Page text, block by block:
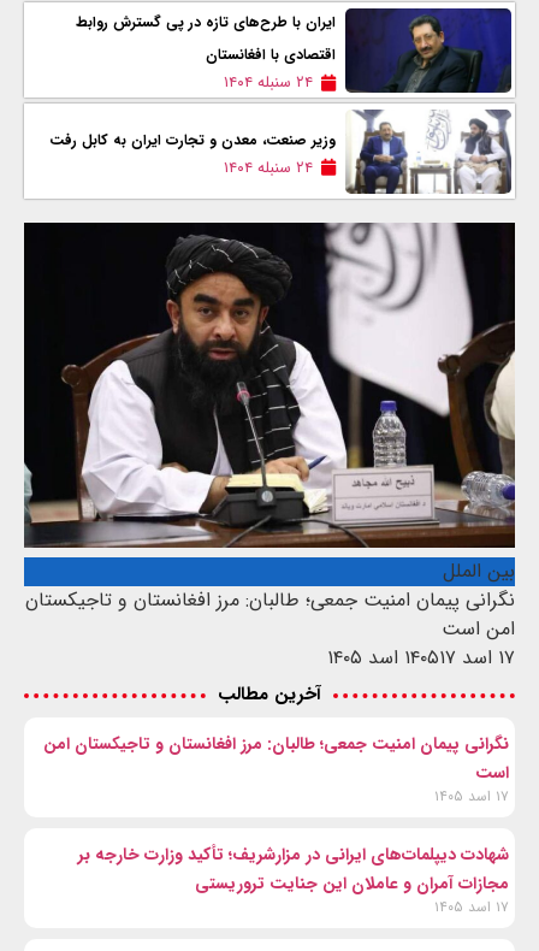
ایران با طرح‌های تازه در پی گسترش روابط
اقتصادی با افغانستان
۲۴ سنبله ۱۴۰۴
وزیر صنعت، معدن و تجارت ایران به کابل رفت
۲۴ سنبله ۱۴۰۴
بین الملل
نگرانی پیمان امنیت جمعی؛ طالبان: مرز افغانستان و تاجیکستان
امن است
۱۷ اسد ۱۴۰۵
۱۷ اسد ۱۴۰۵
آخرین مطالب
نگرانی پیمان امنیت جمعی؛ طالبان: مرز افغانستان و تاجیکستان امن
است
۱۷ اسد ۱۴۰۵
شهادت‌ دیپلمات‌های ایرانی در مزارشریف؛ تأکید وزارت خارجه بر
مجازات آمران و عاملان این جنایت تروریستی
۱۷ اسد ۱۴۰۵